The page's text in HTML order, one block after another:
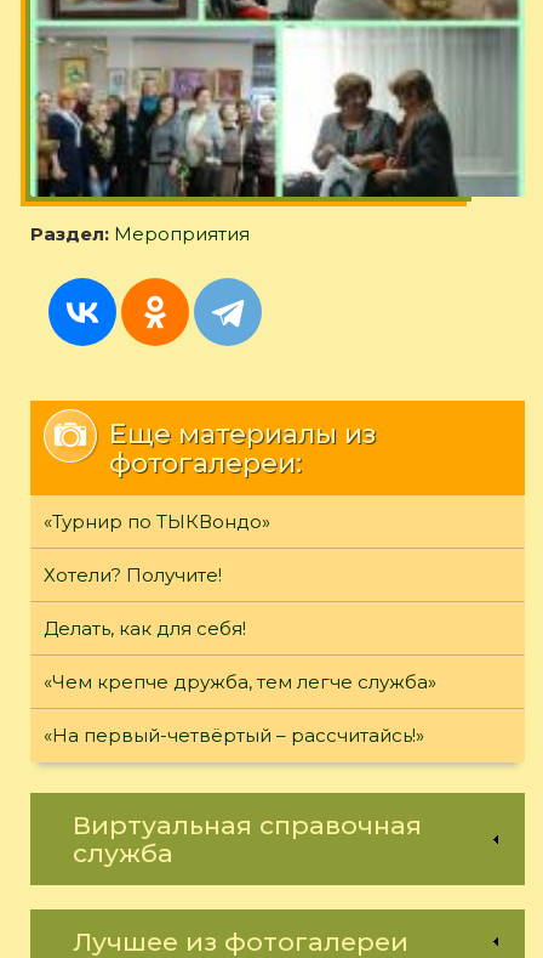
Раздел: Мероприятия
Еще материалы из
фотогалереи:
«Турнир по ТЫКВондо»
Хотели? Получите!
Делать, как для себя!
«Чем крепче дружба, тем легче служба»
«На первый-четвёртый – рассчитайсь!»
Виртуальная справочная
служба
Лучшее из фотогалереи